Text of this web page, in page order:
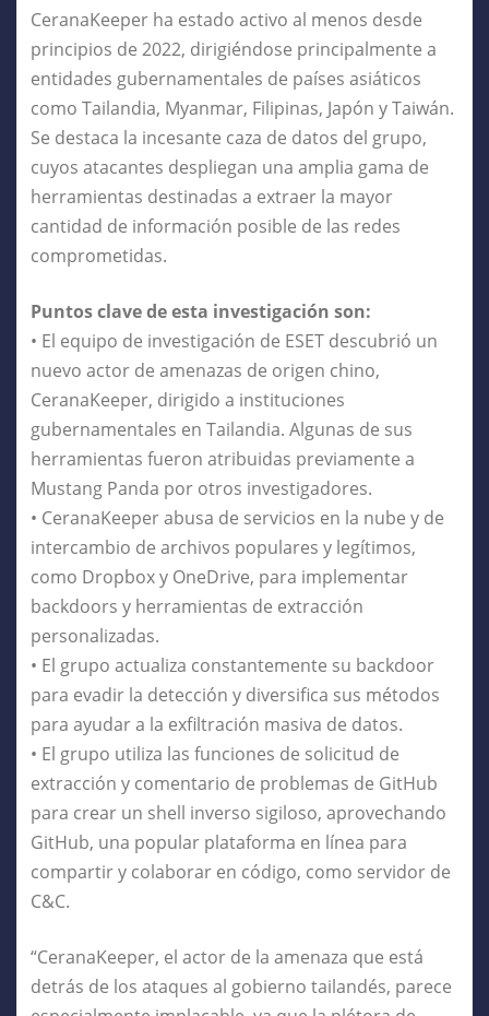
CeranaKeeper ha estado activo al menos desde
principios de 2022, dirigiéndose principalmente a
entidades gubernamentales de países asiáticos
como Tailandia, Myanmar, Filipinas, Japón y Taiwán.
Se destaca la incesante caza de datos del grupo,
cuyos atacantes despliegan una amplia gama de
herramientas destinadas a extraer la mayor
cantidad de información posible de las redes
comprometidas.
Puntos clave de esta investigación son:
• El equipo de investigación de ESET descubrió un
nuevo actor de amenazas de origen chino,
CeranaKeeper, dirigido a instituciones
gubernamentales en Tailandia. Algunas de sus
herramientas fueron atribuidas previamente a
Mustang Panda por otros investigadores.
• CeranaKeeper abusa de servicios en la nube y de
intercambio de archivos populares y legítimos,
como Dropbox y OneDrive, para implementar
backdoors y herramientas de extracción
personalizadas.
• El grupo actualiza constantemente su backdoor
para evadir la detección y diversifica sus métodos
para ayudar a la exfiltración masiva de datos.
• El grupo utiliza las funciones de solicitud de
extracción y comentario de problemas de GitHub
para crear un shell inverso sigiloso, aprovechando
GitHub, una popular plataforma en línea para
compartir y colaborar en código, como servidor de
C&C.
“CeranaKeeper, el actor de la amenaza que está
detrás de los ataques al gobierno tailandés, parece